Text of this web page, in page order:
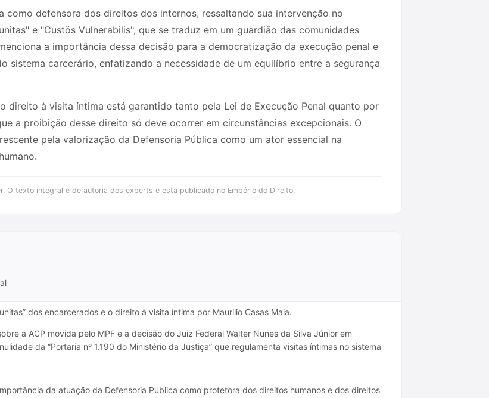
como defensora dos direitos dos internos, ressaltando sua intervenção no
e "Custös Vulnerabilis", que se traduz em um guardião das comunidades
a importância dessa decisão para a democratização da execução penal e
sistema carcerário, enfatizando a necessidade de um equilíbrio entre a segurança
direito à visita íntima está garantido tanto pela Lei de Execução Penal quanto por
a proibição desse direito só deve ocorrer em circunstâncias excepcionais. O
pela valorização da Defensoria Pública como um ator essencial na
O texto integral é de autoria dos experts e está publicado no Empório do Direito.
dos encarcerados e o direito à visita íntima por Maurilio Casas Maia.
a ACP movida pelo MPF e a decisão do Juiz Federal Walter Nunes da Silva Júnior em
da “Portaria nº 1.190 do Ministério da Justiça” que regulamenta visitas íntimas no sistema
da atuação da Defensoria Pública como protetora dos direitos humanos e dos direitos